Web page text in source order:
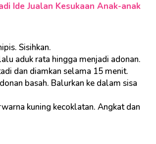
Ide Jualan Kesukaan Anak-anak
Sisihkan.
aduk rata hingga menjadi adonan.
dan diamkan selama 15 menit.
basah. Balurkan ke dalam sisa
kuning kecoklatan. Angkat dan